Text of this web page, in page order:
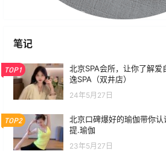
笔记
TOP1
北京SPA会所，让你了解
逸SPA（双井店）
24年5月27日
TOP2
北京口碑爆好的瑜伽带你
提.瑜伽
23年5月27日